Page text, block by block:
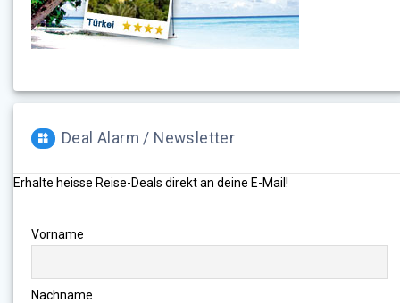
Deal Alarm / Newsletter
Erhalte heisse Reise-Deals direkt an deine E-Mail!
Vorname
Nachname